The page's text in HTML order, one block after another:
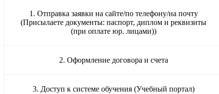
1. Отправка заявки на сайте/по телефону/на почту
(Присылаете документы: паспорт, диплом и реквизиты
(при оплате юр. лицами))
2. Оформление договора и счета
3. Доступ к системе обучения (Учебный портал)